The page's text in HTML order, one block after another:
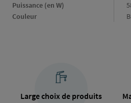
Puissance (en W)
Couleur
Large choix de produits